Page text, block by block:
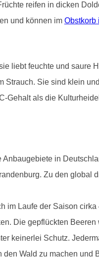
reifen in dicken
und können im Obstkorb
liebt feuchte und saure
Sie sind klein
Gehalt als die
in
Zu den global
im Laufe der Saison
Die gepflückten
keinerlei Schutz.
Wald zu machen und